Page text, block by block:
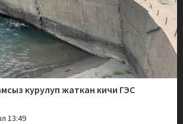
курулуп жаткан кичи ГЭС
13:49